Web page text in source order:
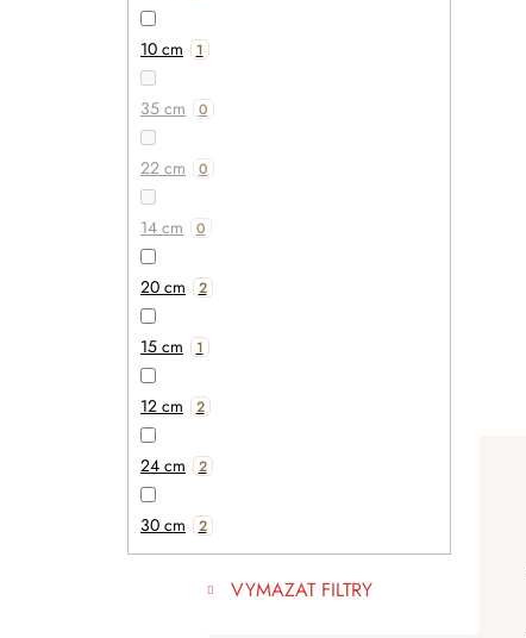
10 cm 1
35 cm 0
22 cm 0
14 cm 0
20 cm 2
15 cm 1
12 cm 2
24 cm 2
30 cm 2
VYMAZAT FILTRY